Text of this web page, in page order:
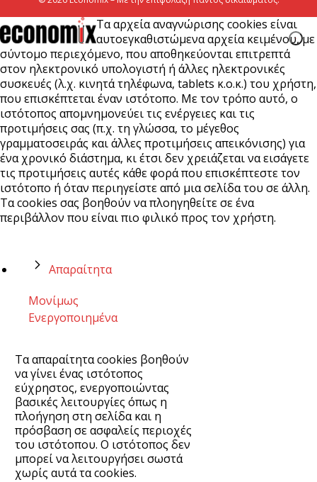
Τα αρχεία αναγνώρισης cookies είναι
αυτοεγκαθιστώμενα αρχεία κειμένου, με
σύντομο περιεχόμενο, που αποθηκεύονται επιτρεπτά
στον ηλεκτρονικό υπολογιστή ή άλλες ηλεκτρονικές
συσκευές (λ.χ. κινητά τηλέφωνα, tablets κ.ο.κ.) του χρήστη,
που επισκέπτεται έναν ιστότοπο. Με τον τρόπο αυτό, ο
ιστότοπος απομνημονεύει τις ενέργειες και τις
προτιμήσεις σας (π.χ. τη γλώσσα, το μέγεθος
γραμματοσειράς και άλλες προτιμήσεις απεικόνισης) για
ένα χρονικό διάστημα, κι έτσι δεν χρειάζεται να εισάγετε
τις προτιμήσεις αυτές κάθε φορά που επισκέπτεστε τον
ιστότοπο ή όταν περιηγείστε από μια σελίδα του σε άλλη.
Τα cookies σας βοηθούν να πλοηγηθείτε σε ένα
περιβάλλον που είναι πιο φιλικό προς τον χρήστη.
Απαραίτητα
Μονίμως
Ενεργοποιημένα
Τα απαραίτητα cookies βοηθούν
να γίνει ένας ιστότοπος
εύχρηστος, ενεργοποιώντας
βασικές λειτουργίες όπως η
πλοήγηση στη σελίδα και η
πρόσβαση σε ασφαλείς περιοχές
του ιστότοπου. Ο ιστότοπος δεν
μπορεί να λειτουργήσει σωστά
χωρίς αυτά τα cookies.